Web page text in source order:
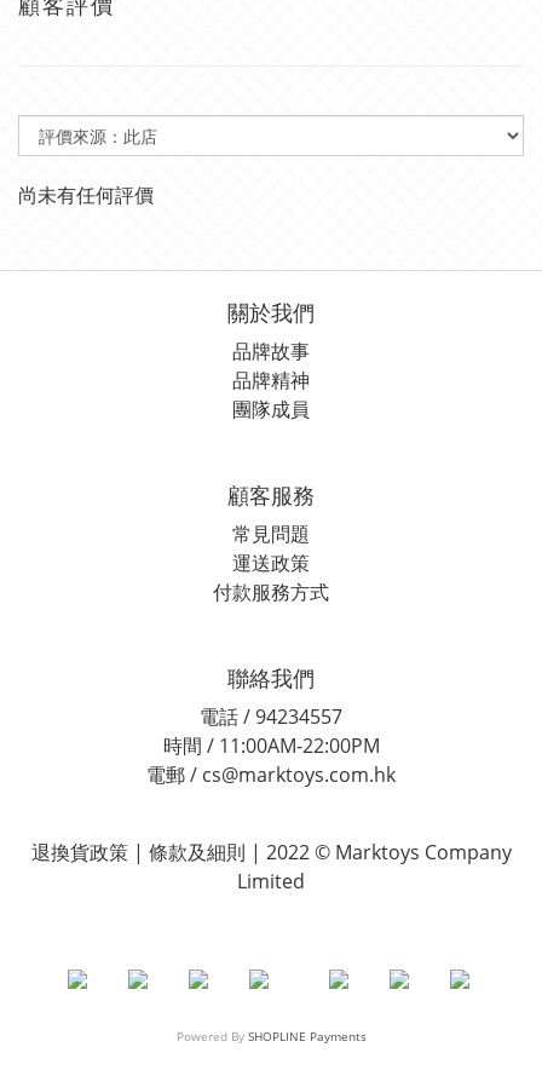
尚未有任何評價
關於我們
品牌故事
品牌精神
團隊成員
顧客服務
常見問題
運送政策
付款服務方式
聯絡我們
電話 / 94234557
時間 / 11:00AM-22:00PM
電郵 / cs@marktoys.com.hk
退換貨政策 | 條款及細則 | 2022 © Marktoys Company
Limited
Powered By SHOPLINE Payments